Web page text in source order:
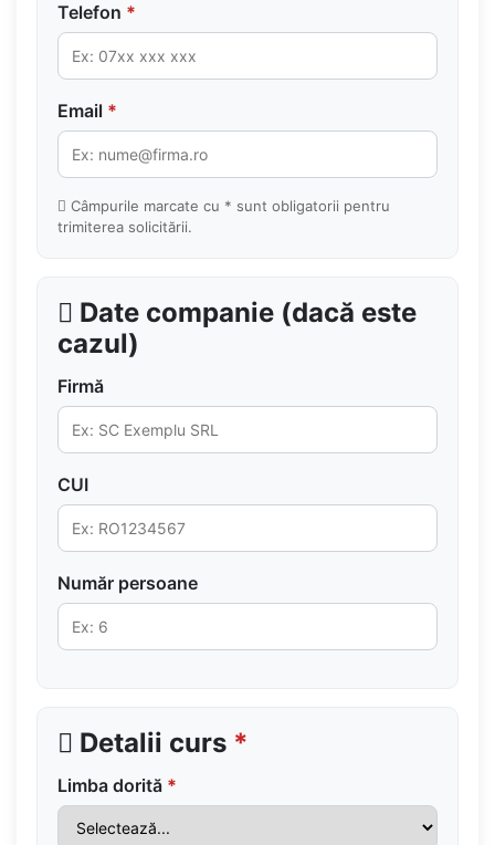
Telefon *
Email *
Câmpurile marcate cu * sunt obligatorii pentru
trimiterea solicitării.
Date companie (dacă este
cazul)
Firmă
CUI
Număr persoane
Detalii curs *
Limba dorită *